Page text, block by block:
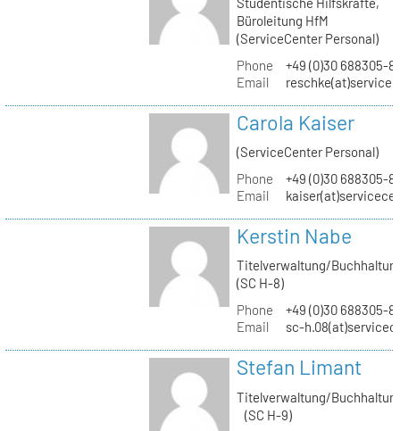
Büroleitung HfM
(ServiceCenter Personal)
Phone
+49 (0)30 688305-
Email
Carola Kaiser
(ServiceCenter Personal)
Phone
+49 (0)30 688305-
Email
Kerstin Nabe
Titelverwaltung/
(SC H-8)
Phone
+49 (0)30 688305-
Email
sc-
Stefan Limant
Titelverwaltung/
(SC H-9)